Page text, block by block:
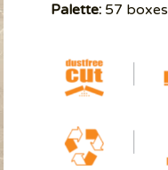
Palette:57 boxes